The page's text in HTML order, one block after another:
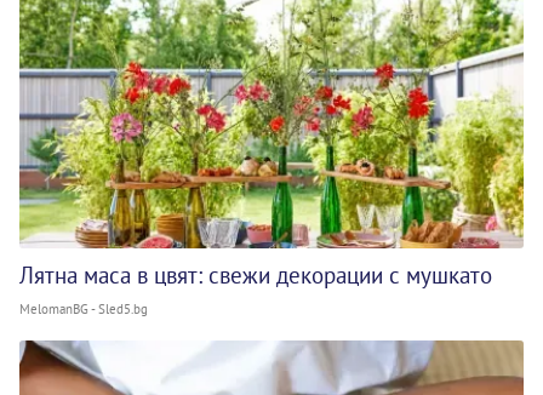
Лятна маса в цвят: свежи декорации с мушкато
MelomanBG - Sled5.bg